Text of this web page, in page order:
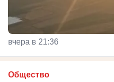
вчера в 21:36
Общество